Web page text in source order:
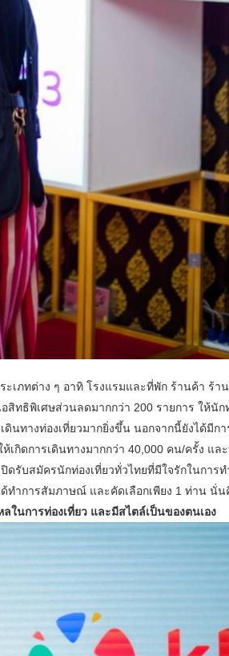
เภทต่าง ๆ อาทิ โรงแรมและที่พัก ร้านค้า ร้า
ทธิพิเศษส่วนลดมากกว่า 200 รายการ ให้นัก
นทางท่องเที่ยวมากยิ่งขึ้น นอกจากนี้ยังได้มีก
เกิดการเดินทางมากกว่า 40,000 คน/ครั้ง แล
ปิดรับสมัครนักท่องเที่ยวทั่วไทยที่มีใจรักในการ
ทำการสัมภาษณ์ และคัดเลือกเพียง 1 ท่าน นั่น
ในการท่องเที่ยว และมีสไตล์เป็นของตนเอง